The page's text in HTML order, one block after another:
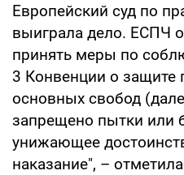
Европейский суд по
выиграла дело. ЕСПЧ
принять меры по
3 Конвенции о защите
основных свобод
запрещено пытки или
унижающее
наказание", –